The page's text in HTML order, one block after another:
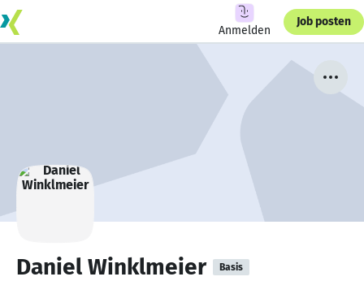
Anmelden
Job posten
Daniel Winklmeier Basis